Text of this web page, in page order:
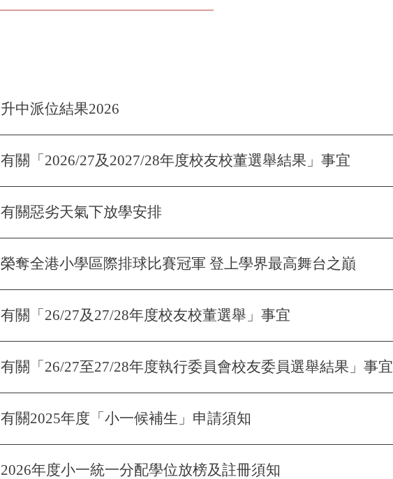
升中派位結果2026
有關「2026/27及2027/28年度校友校董選舉結果」事宜
有關惡劣天氣下放學安排
榮奪全港小學區際排球比賽冠軍 登上學界最高舞台之巔
有關「26/27及27/28年度校友校董選舉」事宜
有關「26/27至27/28年度執行委員會校友委員選舉結果」事宜
有關2025年度「小一候補生」申請須知
2026年度小一統一分配學位放榜及註冊須知